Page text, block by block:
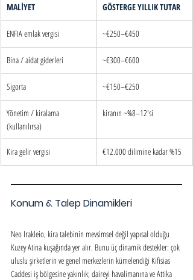
MALİYET GÖSTERGE YILLIK TUTAR
ENFIA emlak vergisi ~€250–€450
Bina / aidat giderleri ~€300–€600
Sigorta ~€150–€250
Yönetim / kiralama
(kullanılırsa)
kiranın ~%8–12'si
Kira gelir vergisi €12.000 dilimine kadar %15
Konum & Talep Dinamikleri
Neo Irakleio, kira talebinin mevsimsel değil yapısal olduğu
Kuzey Atina kuşağında yer alır. Bunu üç dinamik destekler: çok
uluslu şirketlerin ve genel merkezlerin kümelendiği Kifisias
Caddesi iş bölgesine yakınlık; daireyi havalimanına ve Attika